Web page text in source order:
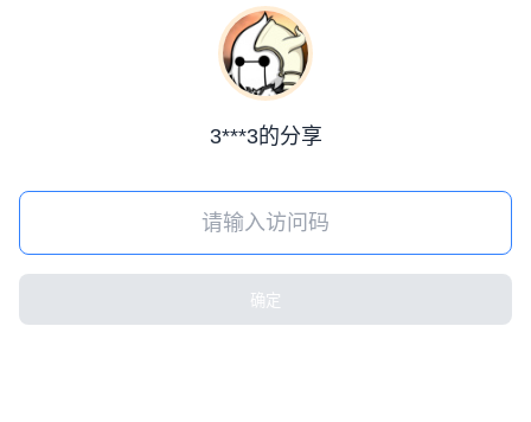
3***3的分享
确定